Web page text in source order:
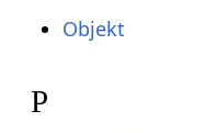
Objekt
P